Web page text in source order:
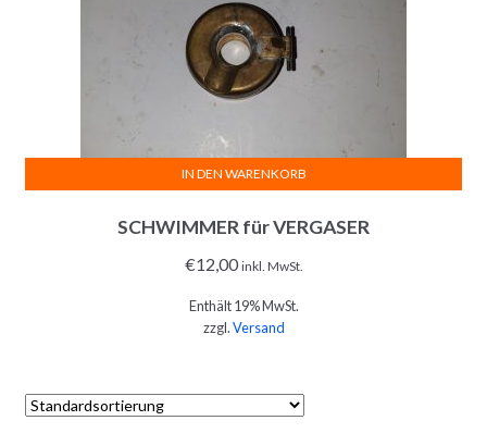
SCHWIMMER für VERGASER
€12,00 inkl. MwSt.
Enthält 19% MwSt.
zzgl.Versand
IN DEN WARENKORB